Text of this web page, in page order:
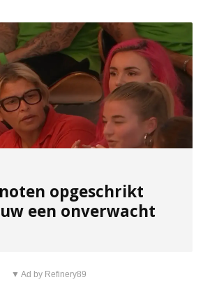
opgeschrikt
een onverwacht
▼ Ad by Refinery89